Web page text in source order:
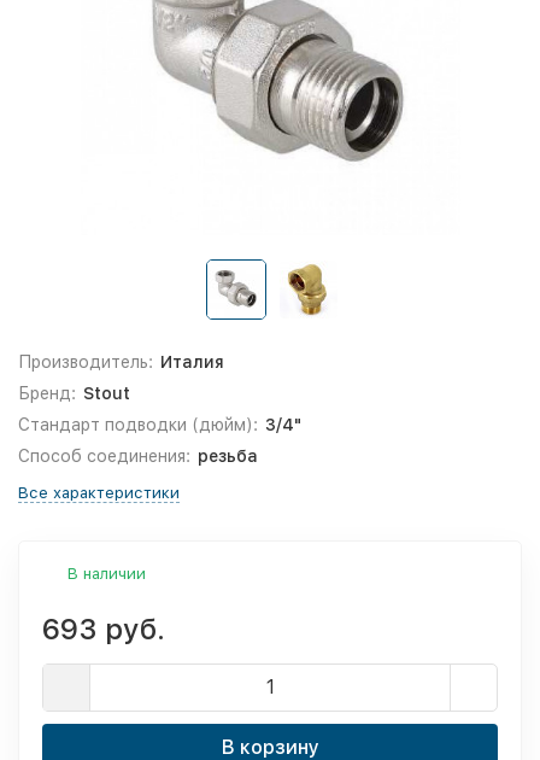
Производитель: Италия
Бренд: Stout
Стандарт подводки (дюйм): 3/4"
Способ соединения: резьба
Все характеристики
В наличии
693 руб.
В корзину